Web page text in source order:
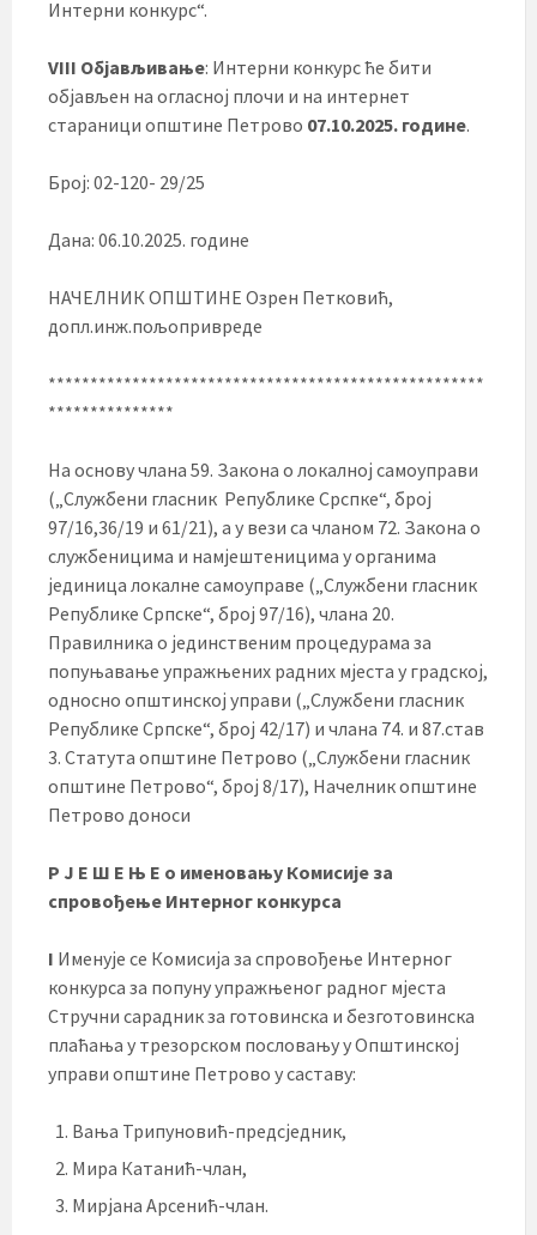
Интерни конкурс“.
VIII Објављивање: Интерни конкурс ће бити
објављен на огласној плочи и на интернет
стараници општине Петрово 07.10.2025. године.
Број: 02-120- 29/25
Дана: 06.10.2025. године
НАЧЕЛНИК ОПШТИНЕ Озрен Петковић,
допл.инж.пољопривреде
****************************************************
***************
На основу члана 59. Закона о локалној самоуправи
(„Службени гласник Републике Срспке“, број
97/16,36/19 и 61/21), а у вези са чланом 72. Закона о
службеницима и намјештеницима у органима
јединица локалне самоуправе („Службени гласник
Републике Српске“, број 97/16), члана 20.
Правилника о јединственим процедурама за
попуњавање упражњених радних мјеста у градској,
односно општинској управи („Службени гласник
Републике Српске“, број 42/17) и члана 74. и 87.став
3. Статута општине Петрово („Службени гласник
општине Петрово“, број 8/17), Начелник општине
Петрово доноси
Р Ј Е Ш Е Њ Е o именовању Комисије за
спровођење Интерног конкурса
I Именује се Комисија за спровођење Интерног
конкурса за попуну упражњеног радног мјеста
Стручни сарадник за готовинска и безготовинска
плаћања у трезорском пословању у Општинској
управи општине Петрово у саставу:
Вања Трипуновић-предсједник,
Мира Катанић-члан,
Мирјана Арсенић-члан.